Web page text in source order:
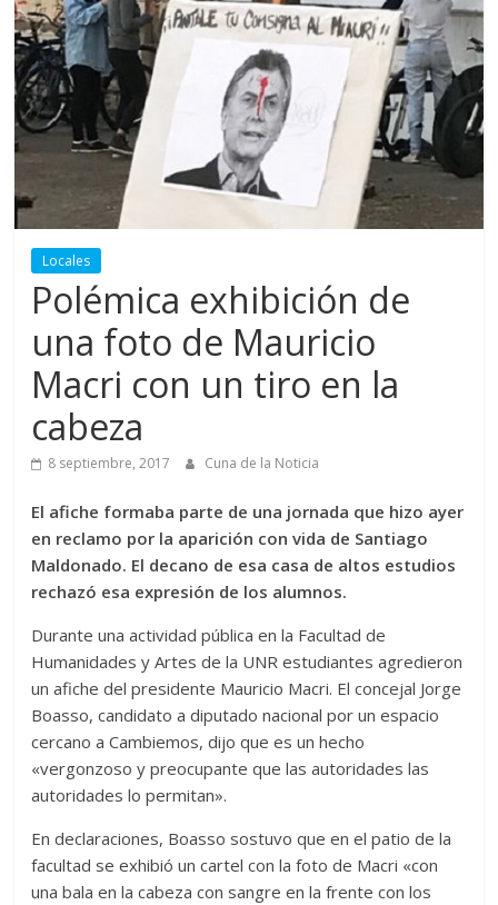
Locales
Polémica exhibición de
una foto de Mauricio
Macri con un tiro en la
cabeza
8 septiembre, 2017 Cuna de la Noticia
El afiche formaba parte de una jornada que hizo ayer
en reclamo por la aparición con vida de Santiago
Maldonado. El decano de esa casa de altos estudios
rechazó esa expresión de los alumnos.
Durante una actividad pública en la Facultad de
Humanidades y Artes de la UNR estudiantes agredieron
un afiche del presidente Mauricio Macri. El concejal Jorge
Boasso, candidato a diputado nacional por un espacio
cercano a Cambiemos, dijo que es un hecho
«vergonzoso y preocupante que las autoridades las
autoridades lo permitan».
En declaraciones, Boasso sostuvo que en el patio de la
facultad se exhibió un cartel con la foto de Macri «con
una bala en la cabeza con sangre en la frente con los